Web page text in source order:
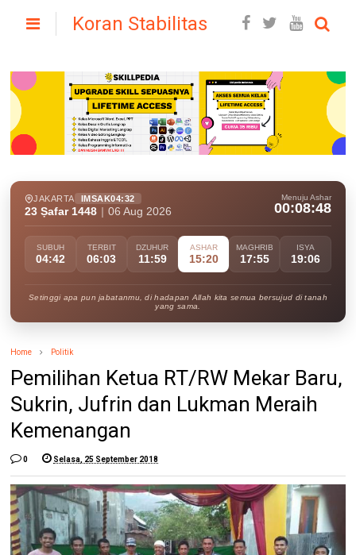
Koran Stabilitas
JAKARTA IMSAK04:32
23 Ṣafar 1448 06 Aug 2026
Menuju Ashar
00:08:47
SUBUH
04:42
TERBIT
06:03
DZUHUR
11:59
ASHAR
15:20
MAGHRIB
17:55
ISYA
19:06
Setinggi apa pun jabatanmu, di hadapan Allah kita semua bersujud di tanah
yang sama.
Home Politik
Pemilihan Ketua RT/RW Mekar Baru,
Sukrin, Jufrin dan Lukman Meraih
Kemenangan
0 Selasa, 25 September 2018